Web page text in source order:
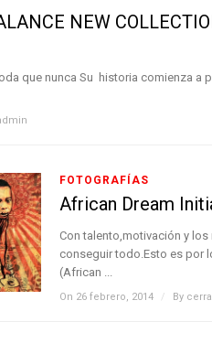
NEW
que nunca Su historia comienza a
FOTOGRAFÍAS
African Dream
Con talento,motivación y
conseguir todo.Esto es por
(African ...
On 26 febrero, 2014 / By